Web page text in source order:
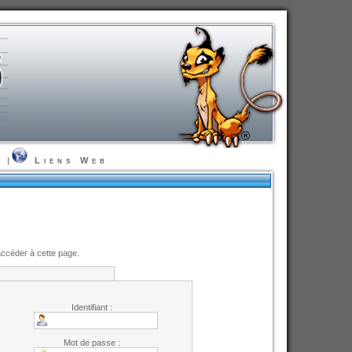
| Liens Web
à cette page.
Identifiant :
Mot de passe :